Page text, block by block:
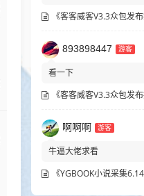
《客客威客V3.3众包发布
893898447 游客
看一下
《客客威客V3.3众包发布
啊啊啊 游客
牛逼大佬求看
《YGBOOK小说采集